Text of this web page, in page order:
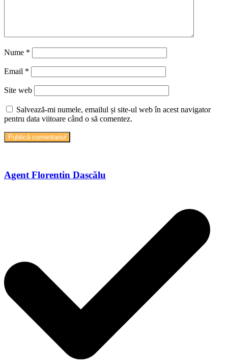
Nume *
Email *
Site web
Salvează-mi numele, emailul și site-ul web în acest navigator
pentru data viitoare când o să comentez.
Agent Florentin Dascălu